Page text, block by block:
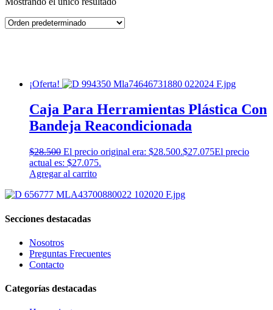
¡Oferta!
Caja Para Herramientas Plástica Con
Bandeja Reacondicionada
$28.500 El precio original era: $28.500.$27.075El precio
actual es: $27.075.
Agregar al carrito
Secciones destacadas
Nosotros
Preguntas Frecuentes
Contacto
Categorías destacadas